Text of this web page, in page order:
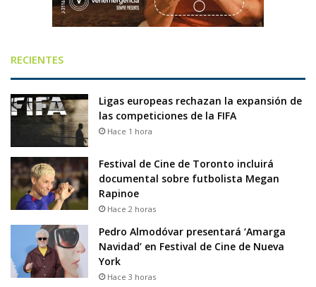
RECIENTES
Ligas europeas rechazan la expansión de
las competiciones de la FIFA
Hace 1 hora
Festival de Cine de Toronto incluirá
documental sobre futbolista Megan
Rapinoe
Hace 2 horas
Pedro Almodóvar presentará ‘Amarga
Navidad’ en Festival de Cine de Nueva
York
Hace 3 horas